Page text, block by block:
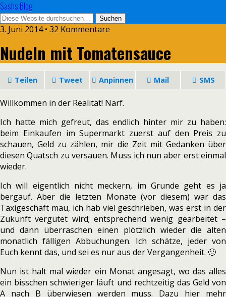
Sashs Blog
3. Juni 2014 • 32 Kommentare
Nudeln mit Tomatensauce
Teilen Tweet Anpinnen Mail SMS
Willkommen in der Realität! Narf.
Ich hatte mich gefreut, das endlich hinter mir zu haben:
beim Einkaufen im Supermarkt zuerst auf den Preis zu
schauen, Geld zu zählen, mir die Zeit mit Gedanken über
diesen Quatsch zu versauen. Muss ich nun aber erst einmal
wieder.
Ich will eigentlich nicht meckern, im Grunde geht es ja
bergauf. Aber die letzten Monate (vor diesem) war das
Taxigeschäft mau, ich hab viel geschrieben, was erst in der
Zukunft vergütet wird; entsprechend wenig gearbeitet –
und dann überraschen einen plötzlich wieder die alten
monatlich fälligen Abbuchungen. Ich schätze, jeder von
Euch kennt das, und sei es nur aus der Vergangenheit. 🙂
Nun ist halt mal wieder ein Monat angesagt, wo das alles
ein bisschen schwieriger läuft und rechtzeitig das Geld von
A nach B überwiesen werden muss. Dazu hier mehr